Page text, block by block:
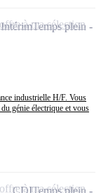
industrielle H/F. Vous
génie électrique et vous
IntérimTemps plein
à ma sélection
CDITemps plein
à ma sélection